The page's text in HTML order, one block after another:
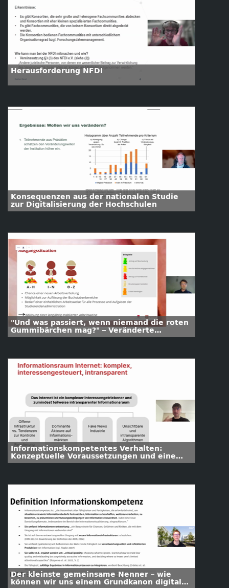
Herausforderung NFDI
Konsequenzen aus der nationalen Studie
zur Digitalisierung der Hochschulen
"Und was passiert, wenn niemand die roten
Gummibärchen mag?" – Veränderte
Arbeitsweisen eines Teams im
Informationskompetentes Verhalten:
Konzeptuelle Voraussetzungen und eine
einfache Bewertungsheuristik
Der kleinste gemeinsame Nenner – wie
können wir uns einem Grundkanon digitaler